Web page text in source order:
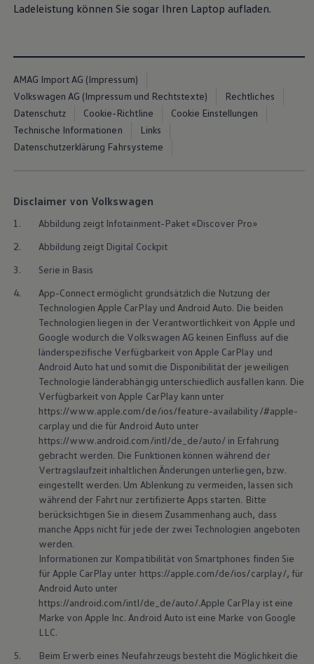
Ladeleistung können Sie sogar Ihren Laptop aufladen.
AMAG Import AG (Impressum)
Volkswagen AG (Impressum und Rechtstexte)
Rechtliches
Datenschutz
Cookie-Richtline
Cookie Einstellungen
Technische Informationen
Links
Datenschutzerklärung Fahrsysteme
Disclaimer von Volkswagen
1.
Abbildung zeigt Infotainment-Paket «Discover Pro»
2.
Abbildung zeigt Digital Cockpit
3.
Serie in Basis
4.
App-Connect ermöglicht grundsätzlich die Nutzung der
Technologien Apple CarPlay und Android Auto. Die beiden
Technologien liegen in der Verantwortlichkeit von Apple und
Google wodurch die Volkswagen AG keinen Einfluss auf die
länderspezifische Verfügbarkeit von Apple CarPlay und
Android Auto hat und somit die Disponibilität der jeweiligen
Technologie länderabhängig unterschiedlich ausfallen kann. Die
Verfügbarkeit von Apple CarPlay kann unter
https://www.apple.com/de/ios/feature-availability/#apple-
carplay und die für Android Auto unter
https://www.android.com/intl/de_de/auto/ in Erfahrung
gebracht werden. Die Funktionen können während der
Vertragslaufzeit inhaltlichen Änderungen unterliegen, bzw.
eingestellt werden. Um Ablenkung zu vermeiden, lassen sich
während der Fahrt nur zertifizierte Apps starten. Bitte
berücksichtigen Sie in diesem Zusammenhang auch, dass
manche Apps nicht für jede der zwei Technologien angeboten
werden.
Informationen zur Kompatibilität von Smartphones finden Sie
für Apple CarPlay unter https://apple.com/de/ios/carplay/, für
Android Auto unter
https://android.com/intl/de_de/auto/.Apple CarPlay ist eine
Marke von Apple Inc. Android Auto ist eine Marke von Google
LLC.
5.
Beim Erwerb eines Neufahrzeugs besteht die Möglichkeit die